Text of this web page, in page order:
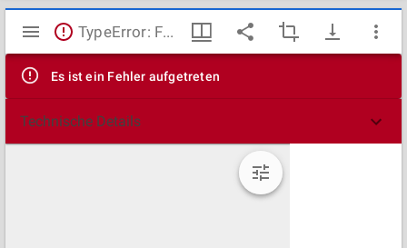
Mirador
Viewer
TypeError: Failed to fetch
Es ist ein Fehler aufgetreten
Technische Details